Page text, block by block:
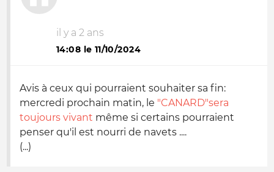
il y a 2 ans
14:08 le 11/10/2024
Avis à ceux qui pourraient souhaiter sa fin:
mercredi prochain matin, le "CANARD"sera
toujours vivant même si certains pourraient
penser qu'il est nourri de navets ....
(...)